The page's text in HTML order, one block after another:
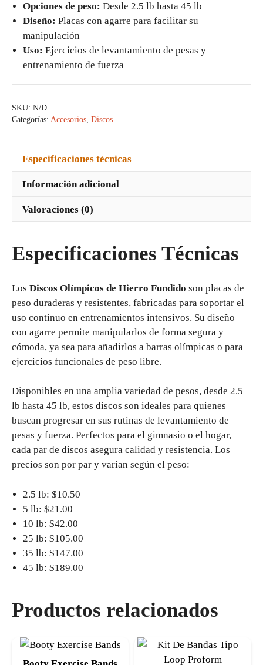
Opciones de peso: Desde 2.5 lb hasta 45 lb
Diseño: Placas con agarre para facilitar su
manipulación
Uso: Ejercicios de levantamiento de pesas y
entrenamiento de fuerza
SKU: N/D
Categorías: Accesorios, Discos
Especificaciones técnicas
Información adicional
Valoraciones (0)
Especificaciones Técnicas
Los Discos Olímpicos de Hierro Fundido son placas de
peso duraderas y resistentes, fabricadas para soportar el
uso continuo en entrenamientos intensivos. Su diseño
con agarre permite manipularlos de forma segura y
cómoda, ya sea para añadirlos a barras olímpicas o para
ejercicios funcionales de peso libre.
Disponibles en una amplia variedad de pesos, desde 2.5
lb hasta 45 lb, estos discos son ideales para quienes
buscan progresar en sus rutinas de levantamiento de
pesas y fuerza. Perfectos para el gimnasio o el hogar,
cada par de discos asegura calidad y resistencia. Los
precios son por par y varían según el peso:
2.5 lb: $10.50
5 lb: $21.00
10 lb: $42.00
25 lb: $105.00
35 lb: $147.00
45 lb: $189.00
Productos relacionados